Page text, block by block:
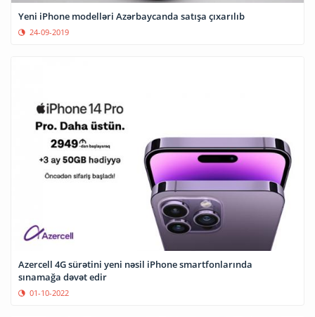
Yeni iPhone modelləri Azərbaycanda satışa çıxarılıb
24-09-2019
Azercell 4G sürətini yeni nəsil iPhone smartfonlarında
sınamağa dəvət edir
01-10-2022